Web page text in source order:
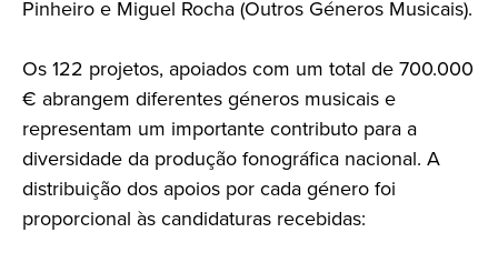
Pinheiro e Miguel Rocha (Outros Géneros Musicais).
Os 122 projetos, apoiados com um total de 700.000
€ abrangem diferentes géneros musicais e
representam um importante contributo para a
diversidade da produção fonográfica nacional. A
distribuição dos apoios por cada género foi
proporcional às candidaturas recebidas: